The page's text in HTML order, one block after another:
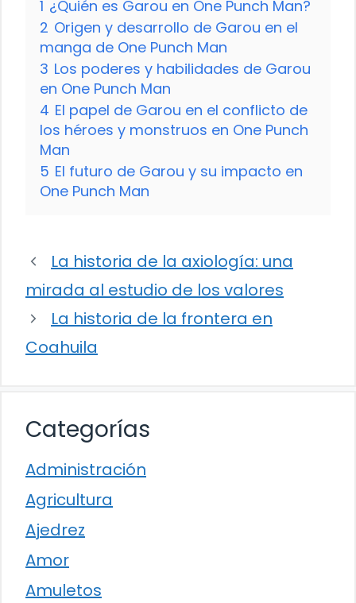
1 ¿Quién es Garou en One Punch Man?
2 Origen y desarrollo de Garou en el
manga de One Punch Man
3 Los poderes y habilidades de Garou
en One Punch Man
4 El papel de Garou en el conflicto de
los héroes y monstruos en One Punch
Man
5 El futuro de Garou y su impacto en
One Punch Man
La historia de la axiología: una
mirada al estudio de los valores
La historia de la frontera en
Coahuila
Categorías
Administración
Agricultura
Ajedrez
Amor
Amuletos